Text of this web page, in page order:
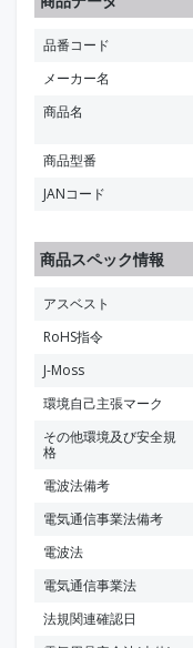
品番コード
メーカー名
商品名
商品型番
JANコード
商品スペック情報
アスベスト
RoHS指令
J-Moss
環境自己主張マーク
その他環境及び安全規
格
電波法備考
電気通信事業法備考
電波法
電気通信事業法
法規関連確認日